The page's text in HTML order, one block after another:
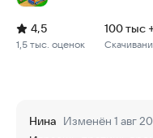
Рейтинг: 4,5,
Скачиваний:
Размер файла:
Возрастное
1,5 тыс. оценок
4,5 100 тыс
Нина Изменён 1 авг